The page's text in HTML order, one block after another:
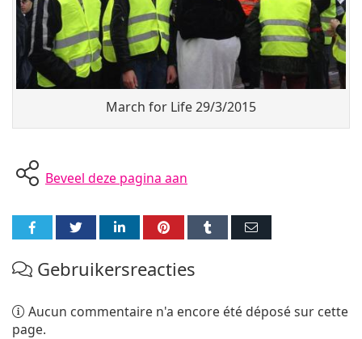
March for Life 29/3/2015
Beveel deze pagina aan
Partager
Facebook
Partager
Twitter
Partager
LinkedIn
Partager
Pinterest
PartagerPartager
Gebruikersreacties
Aucun commentaire n'a encore été déposé sur cette
page.